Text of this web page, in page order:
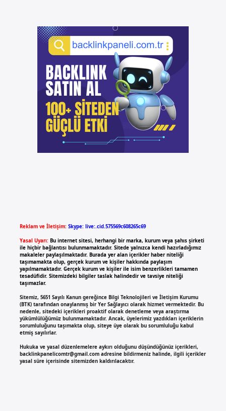
Reklam ve İletişim: Skype: live:.cid.575569c608265c69
Yasal Uyarı: Bu internet sitesi, herhangi bir marka, kurum veya şahıs şirketi
ile hiçbir bağlantısı bulunmamaktadır. Sitede yalnızca kendi hazırladığımız
makaleler paylaşılmaktadır. Burada yer alan içerikler haber niteliği
taşımamakta olup, gerçek kurum ve kişiler hakkında paylaşım
yapılmamaktadır. Gerçek kurum ve kişiler ile isim benzerlikleri tamamen
tesadüfidir. Sitemizdeki bilgiler taslak halindedir ve tavsiye niteliği
taşımazlar.
Sitemiz, 5651 Sayılı Kanun gereğince Bilgi Teknolojileri ve İletişim Kurumu
(BTK) tarafından onaylanmış bir Yer Sağlayıcı olarak hizmet vermektedir. Bu
nedenle, sitedeki içerikleri proaktif olarak denetleme veya araştırma
yükümlülüğümüz bulunmamaktadır. Ancak, üyelerimiz yazdıkları içeriklerin
sorumluluğunu taşımakta olup, siteye üye olarak bu sorumluluğu kabul
etmiş sayılırlar.
Hukuka ve yasal düzenlemelere aykırı olduğunu düşündüğünüz içerikleri,
backlinkpanelicomtr@gmail.comadresine bildirmeniz halinde, ilgili içerikler
yasal süre içerisinde sitemizden kaldırılacaktır.